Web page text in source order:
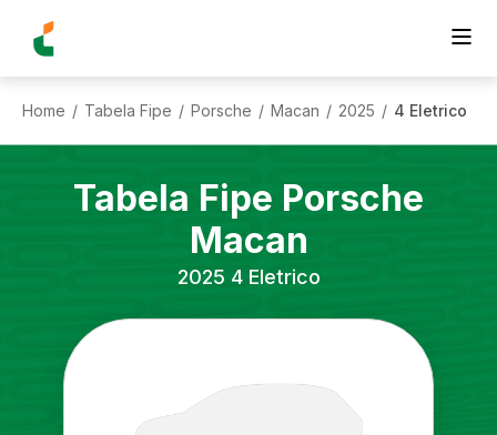
Home / Tabela Fipe / Porsche / Macan / 2025 / 4 Eletrico
Tabela Fipe Porsche
Macan
2025 4 Eletrico